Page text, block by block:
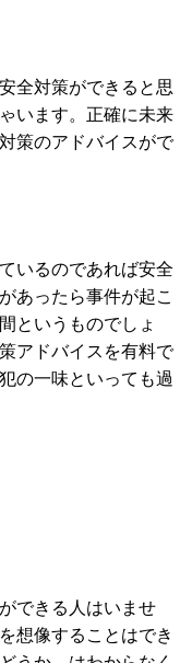
全対策ができると思
います。正確に未来
策のアドバイスがで
いるのであれば安全
あったら事件が起こ
というものでしょ
アドバイスを有料で
の一味といっても過
できる人はいませ
想像することはでき